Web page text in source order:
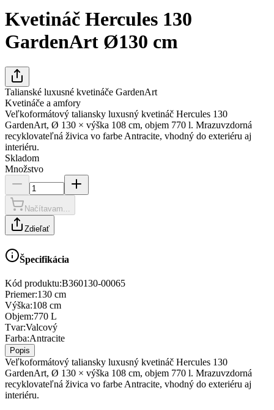
Kvetináč Hercules 130
GardenArt Ø130 cm
Talianské luxusné kvetináče GardenArt
Kvetináče a amfory
Veľkoformátový taliansky luxusný kvetináč Hercules 130
GardenArt, Ø 130 × výška 108 cm, objem 770 l. Mrazuvzdorná
recyklovateľná živica vo farbe Antracite, vhodný do exteriéru aj
interiéru.
Skladom
Množstvo
Načítavam...
Zdieľať
Špecifikácia
Kód produktu:B360130-00065
Priemer:130 cm
Výška:108 cm
Objem:770 L
Tvar:Valcový
Farba:Antracite
Popis
Veľkoformátový taliansky luxusný kvetináč Hercules 130
GardenArt, Ø 130 × výška 108 cm, objem 770 l. Mrazuvzdorná
recyklovateľná živica vo farbe Antracite, vhodný do exteriéru aj
interiéru.